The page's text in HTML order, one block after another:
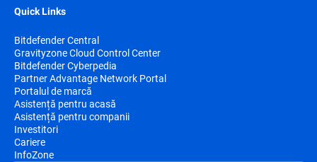
Quick Links
Bitdefender Central
Gravityzone Cloud Control Center
Bitdefender Cyberpedia
Partner Advantage Network Portal
Portalul de marcă
Asistență pentru acasă
Asistență pentru companii
Investitori
Cariere
InfoZone